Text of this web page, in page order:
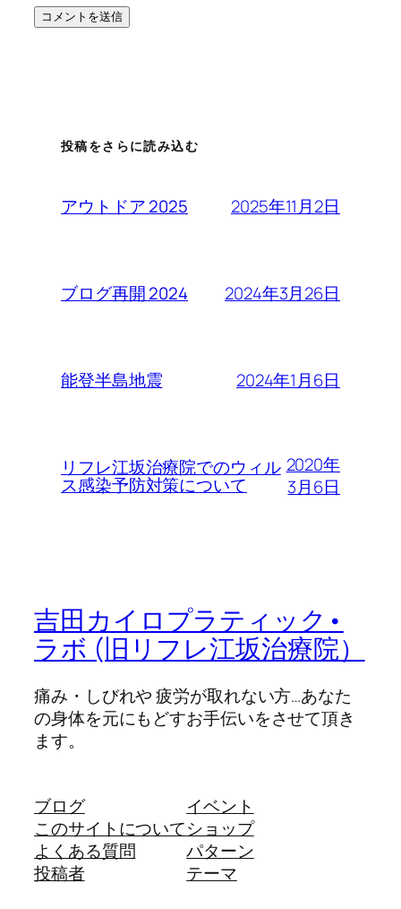
投稿をさらに読み込む
アウトドア 2025 2025年11月2日
ブログ再開 2024 2024年3月26日
能登半島地震 2024年1月6日
リフレ江坂治療院でのウィル
ス感染予防対策について
2020年
3月6日
吉田カイロプラティック•
ラボ (旧リフレ江坂治療院）
痛み・しびれや 疲労が取れない方…あなた
の身体を元にもどすお手伝いをさせて頂き
ます。
ブログ
このサイトについて
よくある質問
投稿者
イベント
ショップ
パターン
テーマ